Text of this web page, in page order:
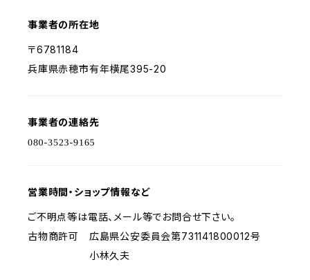
事業者の所在地
〒6781184
兵庫県赤穂市有年横尾395-20
事業者の連絡先
営業時間・ショップ情報など
ご不明点等は電話、メール等でお問合せ下さい。
古物商許可 広島県公安委員会第731141800012号
小林久夫